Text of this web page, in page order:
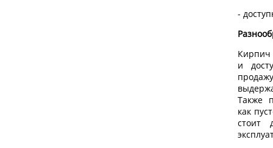
-
Кирпич
и
Также
как
стоит